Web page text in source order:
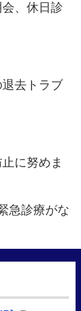
、休日診
退去トラブ
に努めま
急診療がな